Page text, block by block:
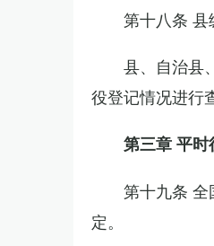
第十八条 县
县、自治县
役登记情况进行
第三章 平时
第十九条
定。